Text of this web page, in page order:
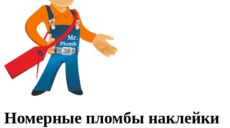
Номерные пломбы наклейки